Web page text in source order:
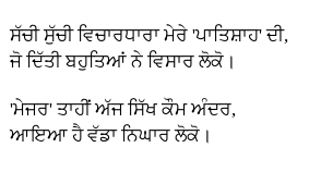
ਸੱਚੀ ਸੁੱਚੀ ਵਿਚਾਰਧਾਰਾ ਮੇਰੇ 'ਪਾਤਿਸ਼ਾਹ' ਦੀ,
ਜੋ ਦਿੱਤੀ ਬਹੁਤਿਆਂ ਨੇ ਵਿਸਾਰ ਲੋਕੋ।
'ਮੇਜਰ' ਤਾਹੀਂ ਅੱਜ ਸਿੱਖ ਕੌਮ ਅੰਦਰ,
ਆਇਆ ਹੈ ਵੱਡਾ ਨਿਘਾਰ ਲੋਕੋ।